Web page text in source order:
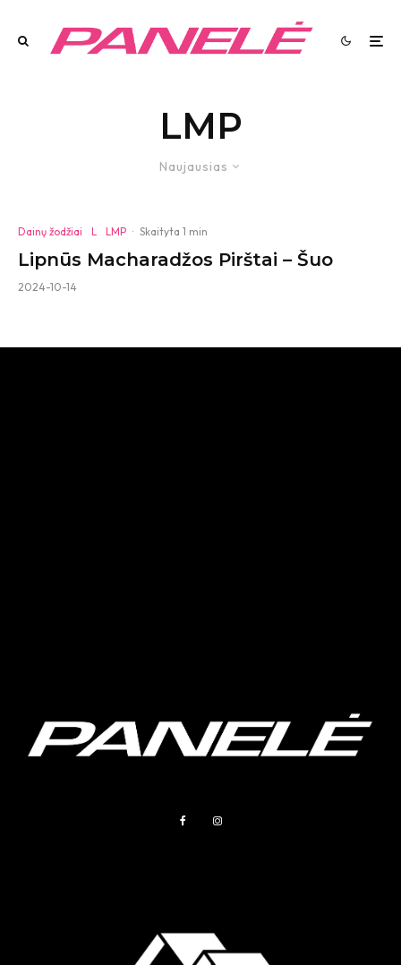
LMP
Naujausias
Dainų žodžiai L LMP · Skaityta 1 min
Lipnūs Macharadžos Pirštai – Šuo
2024-10-14